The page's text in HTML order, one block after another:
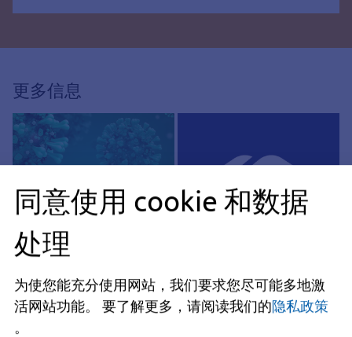
更多信息
科罗纳
同意使用 cookie 和数据
处理
为使您能充分使用网站，我们要求您尽可能多地激
活网站功能。
要了解更多，请阅读我们的隐私政策
。